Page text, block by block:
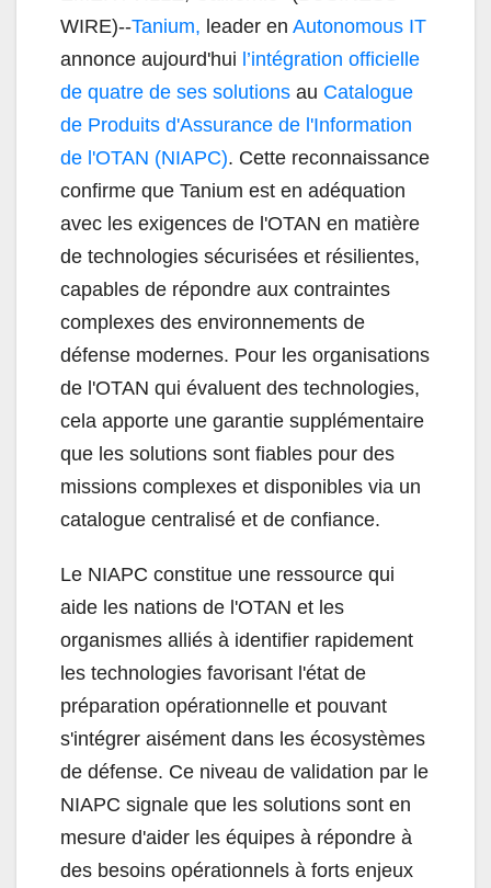
WIRE)--Tanium, leader en Autonomous IT
annonce aujourd'hui l’intégration officielle
de quatre de ses solutions au Catalogue
de Produits d'Assurance de l'Information
de l'OTAN (NIAPC). Cette reconnaissance
confirme que Tanium est en adéquation
avec les exigences de l'OTAN en matière
de technologies sécurisées et résilientes,
capables de répondre aux contraintes
complexes des environnements de
défense modernes. Pour les organisations
de l'OTAN qui évaluent des technologies,
cela apporte une garantie supplémentaire
que les solutions sont fiables pour des
missions complexes et disponibles via un
catalogue centralisé et de confiance.
Le NIAPC constitue une ressource qui
aide les nations de l'OTAN et les
organismes alliés à identifier rapidement
les technologies favorisant l'état de
préparation opérationnelle et pouvant
s'intégrer aisément dans les écosystèmes
de défense. Ce niveau de validation par le
NIAPC signale que les solutions sont en
mesure d'aider les équipes à répondre à
des besoins opérationnels à forts enjeux